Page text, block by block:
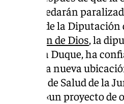
obras quedarán
de la
San Juan de Dios, la
Elena Duque, ha
con esta nueva
de Salud de la
de «un proyecto de